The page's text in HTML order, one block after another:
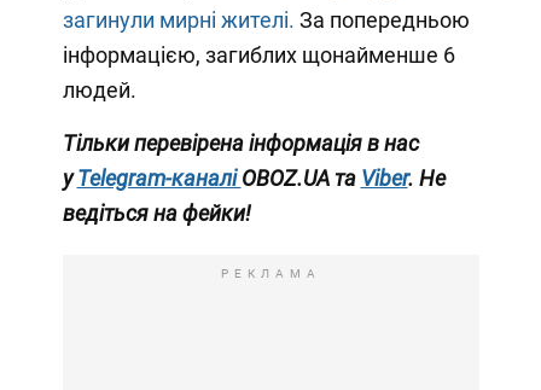
загинули мирні жителі. За попередньою
інформацією, загиблих щонайменше 6
людей.
Тільки перевірена інформація в нас
уTelegram-каналіOBOZ.UA та Viber. Не
ведіться на фейки!
РЕКЛАМА